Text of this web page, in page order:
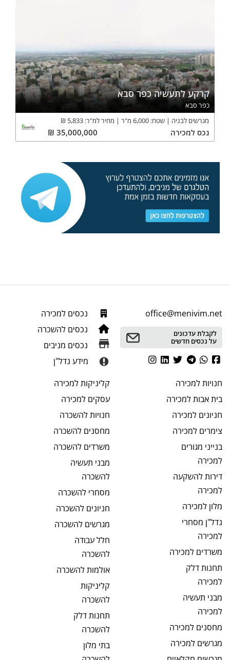
קרקע לתעשיה כפר סבא
כפר סבא
מגרשים לבניה
שטח: 6,000 מ"ר מחיר למ"ר: 5,833
₪
נכס למכירה 35,000,000
₪
office@menivim.net
לקבלת עדכונים
על נכסים חדשים
נכסים למכירה
נכסים להשכרה
נכסים מניבים
מידע נדל"ן
חנויותלמכירה
בית אבותלמכירה
חניונים למכירה
צימרים למכירה
בנייני מגורים
למכירה
דירות להשקעה
למכירה
מלון למכירה
נדל"ן מסחרי
למכירה
משרדים למכירה
תחנות דלק
למכירה
מבני תעשיה
למכירה
מחסנים למכירה
מגרשים למכירה
קליניקותלמכירה
עסקים למכירה
חנויותלהשכרה
מחסנים להשכרה
משרדים להשכרה
מבני תעשיה
להשכרה
מסחרי להשכרה
חניונים להשכרה
מגרשים להשכרה
חלל עבודה
להשכרה
אולמותלהשכרה
קליניקות
להשכרה
תחנות דלק
להשכרה
בתי מלון